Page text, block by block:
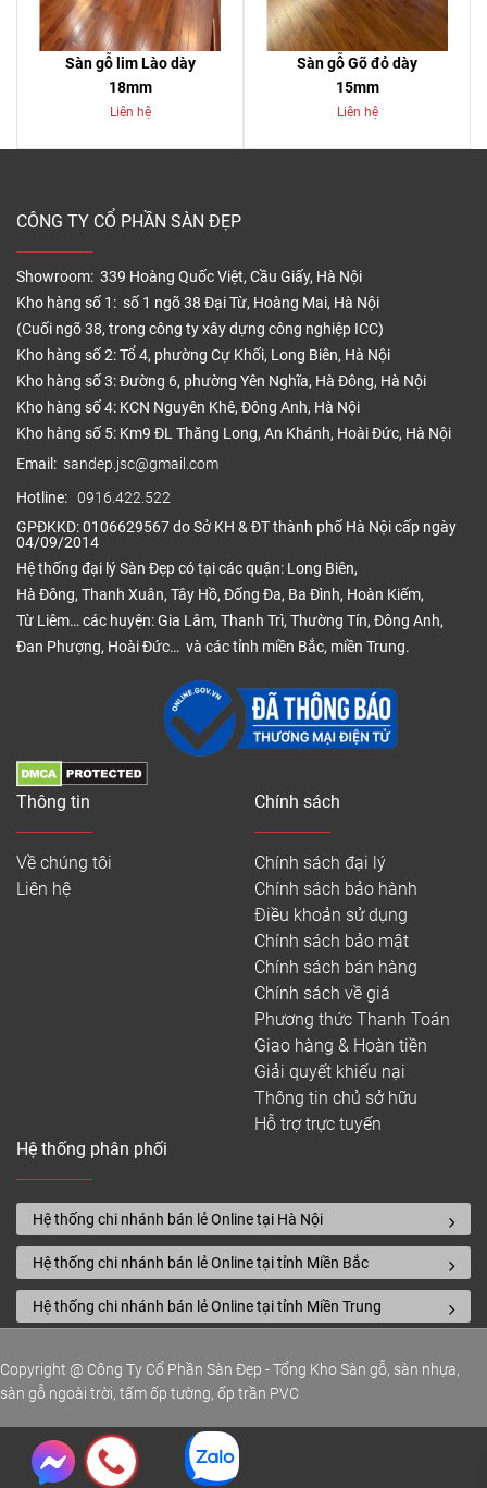
Sàn gỗ lim Lào dày
18mm
Liên hệ
Sàn gỗ Gõ đỏ dày
15mm
Liên hệ
CÔNG TY CỔ PHẦN SÀN ĐẸP
Showroom: 339 Hoàng Quốc Việt, Cầu Giấy, Hà Nội
Kho hàng số 1: số 1 ngõ 38 Đại Từ, Hoàng Mai, Hà Nội
(Cuối ngõ 38, trong công ty xây dựng công nghiệp ICC)
Kho hàng số 2: Tổ 4, phường Cự Khối, Long Biên, Hà Nội
Kho hàng số 3: Đường 6, phường Yên Nghĩa, Hà Đông, Hà Nội
Kho hàng số 4: KCN Nguyên Khê, Đông Anh, Hà Nội
Kho hàng số 5: Km9 ĐL Thăng Long, An Khánh, Hoài Đức, Hà Nội
Email: sandep.jsc@gmail.com
Hotline: 0916.422.522
GPĐKKD: 0106629567 do Sở KH & ĐT thành phố Hà Nội cấp ngày
04/09/2014
Hệ thống đại lý Sàn Đẹp có tại các quận: Long Biên,
Hà Đông, Thanh Xuân, Tây Hồ, Đống Đa, Ba Đình, Hoàn Kiếm,
Từ Liêm… các huyện: Gia Lâm, Thanh Trì, Thường Tín, Đông Anh,
Đan Phượng, Hoài Đức… và các tỉnh miền Bắc, miền Trung.
Thông tin
Về chúng tôi
Liên hệ
Chính sách
Chính sách đại lý
Chính sách bảo hành
Điều khoản sử dụng
Chính sách bảo mật
Chính sách bán hàng
Chính sách về giá
Phương thức Thanh Toán
Giao hàng & Hoàn tiền
Giải quyết khiếu nại
Thông tin chủ sở hữu
Hỗ trợ trực tuyến
Hệ thống phân phối
Hệ thống chi nhánh bán lẻ Online tại Hà Nội
Hệ thống chi nhánh bán lẻ Online tại tỉnh Miền Bắc
Hệ thống chi nhánh bán lẻ Online tại tỉnh Miền Trung
Copyright @ Công Ty Cổ Phần Sàn Đẹp - Tổng Kho Sàn gỗ, sàn nhựa,
sàn gỗ ngoài trời, tấm ốp tường, ốp trần PVC